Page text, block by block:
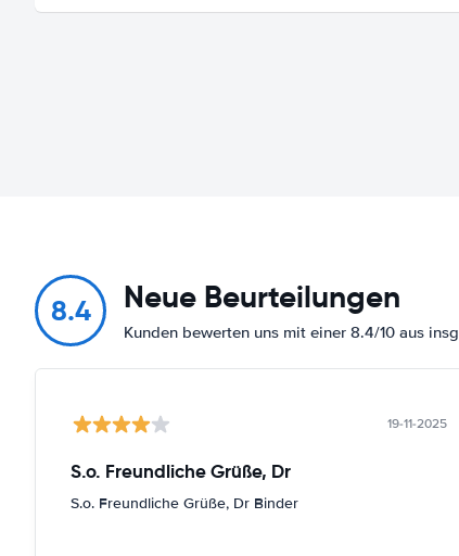
8.4 Neue Beurteilungen
Kunden bewerten uns mit einer 8.4/10 aus
19-11-2025
S.o. Freundliche Grüße, Dr
S.o. Freundliche Grüße, Dr Binder